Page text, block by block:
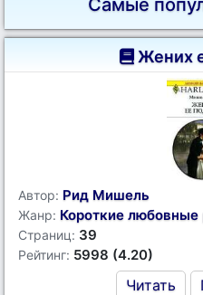
Самые
Жених
Автор: Рид Мишель
Жанр: Короткие
Страниц: 39
Рейтинг: 5998 (4.20)
Читать